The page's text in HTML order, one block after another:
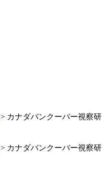
> カナダバンクーバー視察研
> カナダバンクーバー視察研